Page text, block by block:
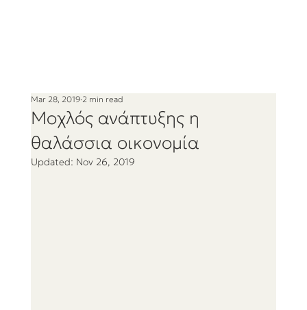
Μοχλός ανάπτυξης η
θαλάσσια οικονομία
Mar 28, 2019 2 min read
Updated: Nov 26, 2019